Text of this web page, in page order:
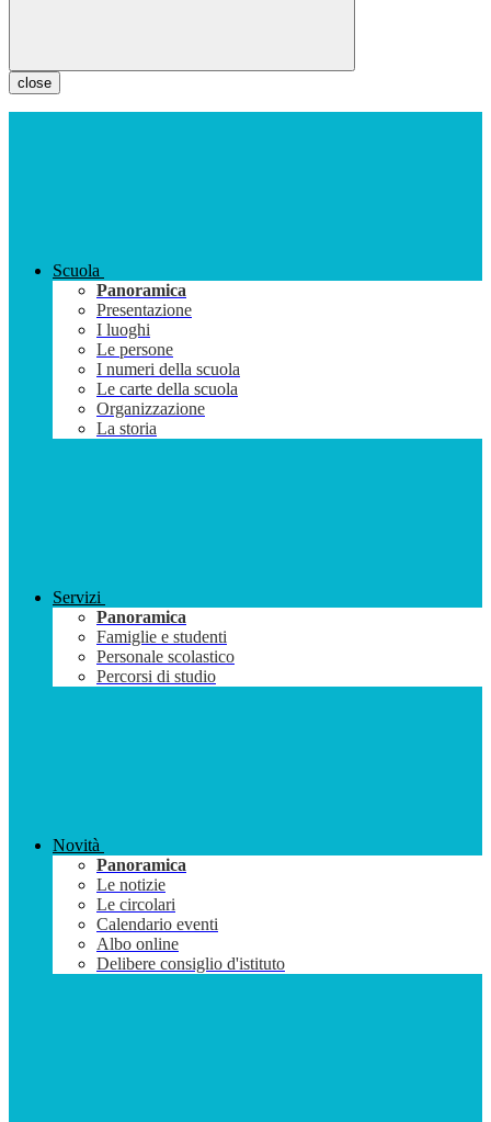
close
Scuola
Panoramica
Presentazione
I luoghi
Le persone
I numeri della scuola
Le carte della scuola
Organizzazione
La storia
Servizi
Panoramica
Famiglie e studenti
Personale scolastico
Percorsi di studio
Novità
Panoramica
Le notizie
Le circolari
Calendario eventi
Albo online
Delibere consiglio d'istituto